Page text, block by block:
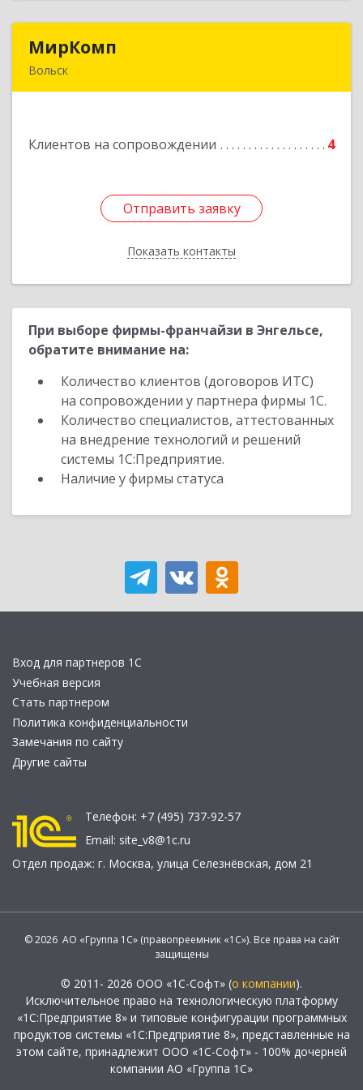
МирКомп
Вольск
Клиентов на сопровождении 4
Отправить заявку
Показать контакты
Подробнее
Отправить заявку
Назад
При выборе фирмы-франчайзи в Энгельсе,
обратите внимание на:
Количество клиентов (договоров ИТС)
на сопровождении у партнера фирмы 1С.
Количество специалистов, аттестованных
на внедрение технологий и решений
системы 1С:Предприятие.
Наличие у фирмы статуса
Вход для партнеров 1С
Учебная версия
Стать партнером
Политика конфиденциальности
Замечания по сайту
Другие сайты
Телефон: +7 (495) 737-92-57
Email: site_v8@1c.ru
Отдел продаж: г. Москва, улица Селезнёвская, дом 21
© 2026 АО «Группа 1С» (правопреемник «1С»). Все права на сайт
защищены
© 2011- 2026 ООО «1С-Софт» (о компании).
Исключительное право на технологическую платформу
«1С:Предприятие 8» и типовые конфигурации программных
продуктов системы «1С:Предприятие 8», представленные на
этом сайте, принадлежит ООО «1С-Софт» - 100% дочерней
компании АО «Группа 1С»